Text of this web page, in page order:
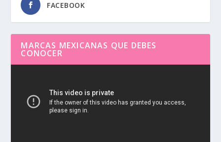
FACEBOOK
MARCAS MEXICANAS QUE DEBES
CONOCER